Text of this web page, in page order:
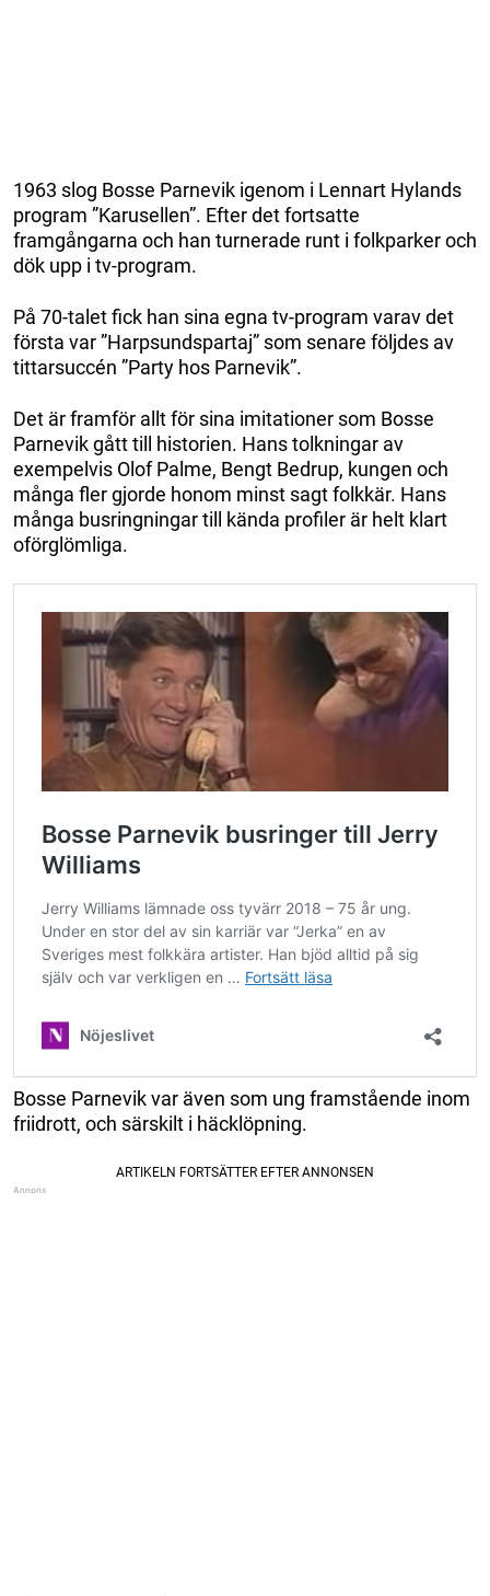
1963 slog Bosse Parnevik igenom i Lennart Hylands
program ”Karusellen”. Efter det fortsatte
framgångarna och han turnerade runt i folkparker och
dök upp i tv-program.
På 70-talet fick han sina egna tv-program varav det
första var ”Harpsundspartaj” som senare följdes av
tittarsuccén ”Party hos Parnevik”.
Det är framför allt för sina imitationer som Bosse
Parnevik gått till historien. Hans tolkningar av
exempelvis Olof Palme, Bengt Bedrup, kungen och
många fler gjorde honom minst sagt folkkär. Hans
många busringningar till kända profiler är helt klart
oförglömliga.
Bosse Parnevik var även som ung framstående inom
friidrott, och särskilt i häcklöpning.